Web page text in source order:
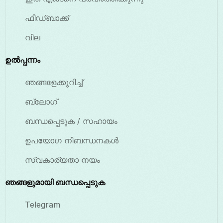
ഫീഡ്ബാക്ക്
വില
ഉൽപ്പന്നം
ഞങ്ങളേക്കുറിച്ച്
ബ്ലോഗ്
ബന്ധപ്പെടുക / സഹായം
ഉപയോഗ നിബന്ധനകൾ
സ്വകാര്യതാ നയം
ഞങ്ങളുമായി ബന്ധപ്പെടുക
Telegram